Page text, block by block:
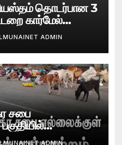
தொடர்பான 3
கார்மேல்
ADMIN
சபை
பாதசாரிகள்,
ADMIN